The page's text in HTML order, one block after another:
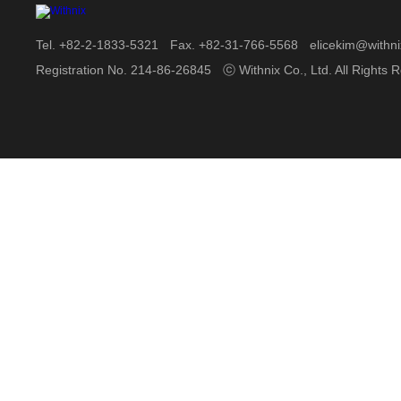
Tel. +82-2-1833-5321 Fax. +82-31-766-5568
Registration No. 214-86-26845
ⓒ Withnix Co., Ltd. All Rights